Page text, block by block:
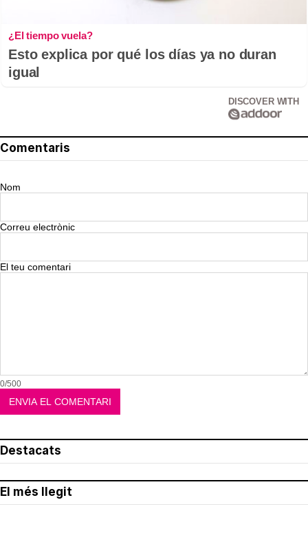
¿El tiempo vuela?
Esto explica por qué los días ya no duran
igual
DISCOVER WITH
Comentaris
Nom
Correu electrònic
El teu comentari
0/500
Destacats
El més llegit